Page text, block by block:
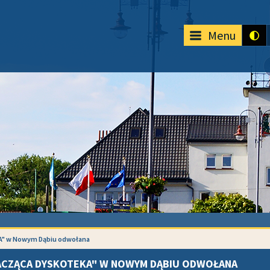
Menu
w Nowym Dąbiu odwołana
DYSKOTEKA" W NOWYM DĄBIU ODWOŁANA